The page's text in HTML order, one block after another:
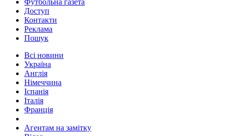
Футбольна газета
Доступ
Контакти
Реклама
Пошук
Всі новини
Україна
Англія
Німеччина
Іспанія
Італія
Франція
Агентам на замітку